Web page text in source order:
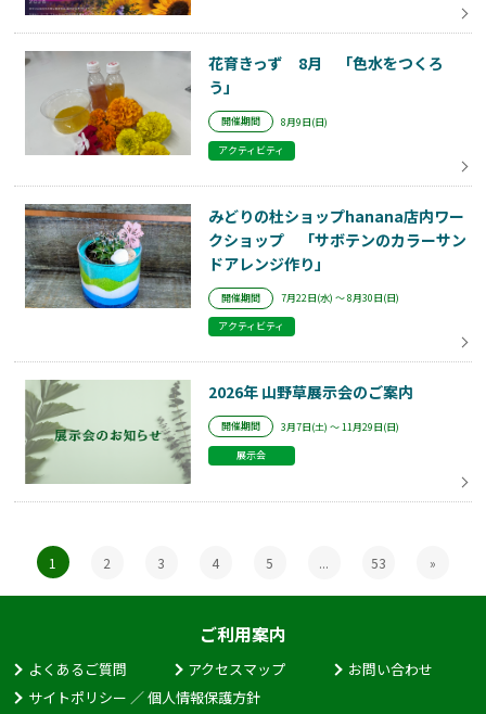
花育きっず 8月 「色水をつくろ
う」
開催期間
8月9日(日)
アクティビティ
みどりの杜ショップhanana店内ワー
クショップ 「サボテンのカラーサン
ドアレンジ作り」
開催期間
7月22日(水) ～ 8月30日(日)
アクティビティ
2026年 山野草展示会のご案内
開催期間
3月7日(土) ～ 11月29日(日)
展示会
1 2 3 4 5 ... 53 »
ご利用案内
よくあるご質問 アクセスマップ
お問い合わせ
サイトポリシー ／ 個人情報保護方針